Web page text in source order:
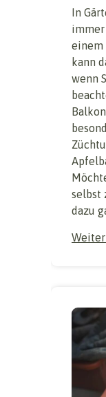
In
immer
einem
kann
wenn
selbst
dazu